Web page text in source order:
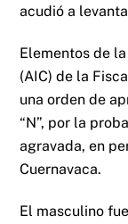
acudió a
Elementos de
(AIC) de la
una orden de
“N”, por la
agravada, en
Cuernavaca.
El masculino